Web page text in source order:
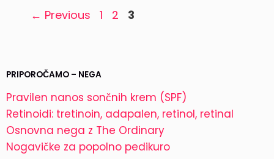
← Previous Page
1 Page
2 Page
3
PRIPOROČAMO – NEGA
Pravilen nanos sončnih krem (SPF)
Retinoidi: tretinoin, adapalen, retinol, retinal
Osnovna nega z The Ordinary
Nogavičke za popolno pedikuro